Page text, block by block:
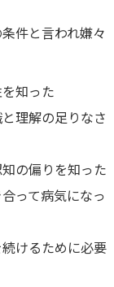
件と言われ嫌々
知った
理解の足りなさ
の偏りを知った
って病気になっ
けるために必要